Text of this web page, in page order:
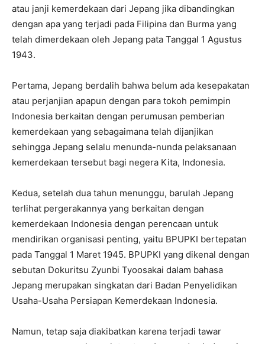
atau janji kemerdekaan dari Jepang jika dibandingkan
dengan apa yang terjadi pada Filipina dan Burma yang
telah dimerdekaan oleh Jepang pata Tanggal 1 Agustus
1943.
Pertama, Jepang berdalih bahwa belum ada kesepakatan
atau perjanjian apapun dengan para tokoh pemimpin
Indonesia berkaitan dengan perumusan pemberian
kemerdekaan yang sebagaimana telah dijanjikan
sehingga Jepang selalu menunda-nunda pelaksanaan
kemerdekaan tersebut bagi negera Kita, Indonesia.
Kedua, setelah dua tahun menunggu, barulah Jepang
terlihat pergerakannya yang berkaitan dengan
kemerdekaan Indonesia dengan perencaan untuk
mendirikan organisasi penting, yaitu BPUPKI bertepatan
pada Tanggal 1 Maret 1945. BPUPKI yang dikenal dengan
sebutan Dokuritsu Zyunbi Tyoosakai dalam bahasa
Jepang merupakan singkatan dari Badan Penyelidikan
Usaha-Usaha Persiapan Kemerdekaan Indonesia.
Namun, tetap saja diakibatkan karena terjadi tawar